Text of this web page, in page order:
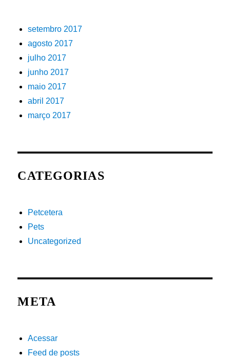
setembro 2017
agosto 2017
julho 2017
junho 2017
maio 2017
abril 2017
março 2017
CATEGORIAS
Petcetera
Pets
Uncategorized
META
Acessar
Feed de posts